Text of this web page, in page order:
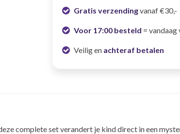
Gratis verzendingvanaf €30,-
Voor 17:00 besteld = vandaag
Veilig en achteraf betalen
complete set verandert je kind direct in een